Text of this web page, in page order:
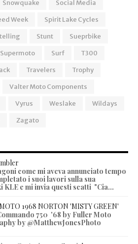
Snowquake
Social Media
Week
Spirit Lake Cycles
Stunt
Sueprbike
Supermoto Surf
T300
Travelers
Trophy
Valter Moto Components
Vyrus Weslake
Wildays
Zagato
come mi aveva annunciato tempo
i suoi lavori sulla sua
KLE e mi invia questi scatti "Cia...
1968 NORTON 'MISTY GREEN'
750 '68 by Fuller Moto
by @MatthewJonesPhoto